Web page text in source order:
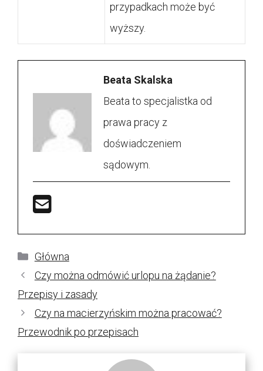
przypadkach może być
wyższy.
Beata Skalska
Beata to specjalistka od
prawa pracy z
doświadczeniem
sądowym.
Kategorie
Główna
Czy można odmówić urlopu na żądanie?
Przepisy i zasady
Czy na macierzyńskim można pracować?
Przewodnik po przepisach